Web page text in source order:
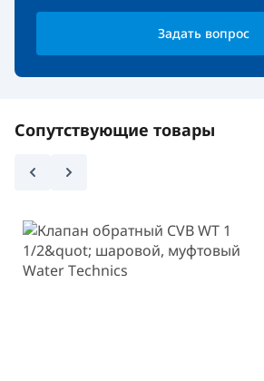
Задать вопрос
Сопутствующие товары